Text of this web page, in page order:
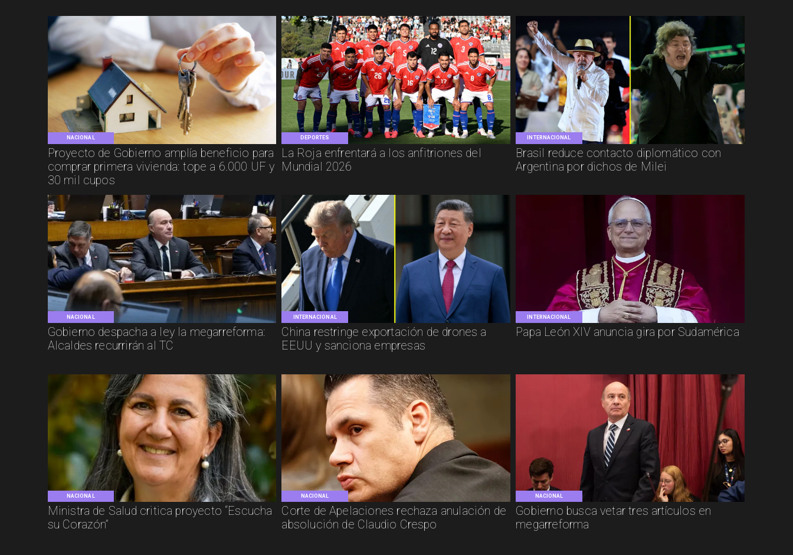
NACIONAL
Proyecto de Gobierno amplía beneficio para
comprar primera vivienda: tope a 6.000 UF y
30 mil cupos
DEPORTES
La Roja enfrentará a los anfitriones del
Mundial 2026
INTERNACIONAL
Brasil reduce contacto diplomático con
Argentina por dichos de Milei
NACIONAL
Gobierno despacha a ley la megarreforma:
Alcaldes recurrirán al TC
INTERNACIONAL
China restringe exportación de drones a
EEUU y sanciona empresas
INTERNACIONAL
Papa León XIV anuncia gira por Sudamérica
NACIONAL
Ministra de Salud critica proyecto “Escucha
su Corazón”
NACIONAL
Corte de Apelaciones rechaza anulación de
absolución de Claudio Crespo
NACIONAL
Gobierno busca vetar tres artículos en
megarreforma